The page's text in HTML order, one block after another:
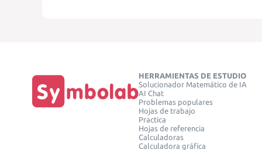
HERRAMIENTAS DE ESTUDIO
Solucionador Matemático de IA
AI Chat
Problemas populares
Hojas de trabajo
Practica
Hojas de referencia
Calculadoras
Calculadora gráfica